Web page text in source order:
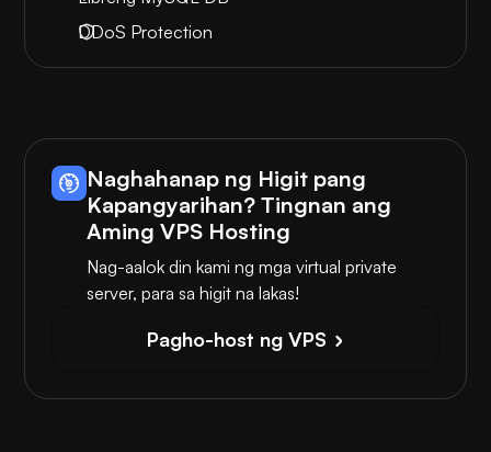
DDoS Protection
Naghahanap ng Higit pang
Kapangyarihan? Tingnan ang
Aming VPS Hosting
Nag-aalok din kami ng mga virtual private
server, para sa higit na lakas!
Pagho-host ng VPS